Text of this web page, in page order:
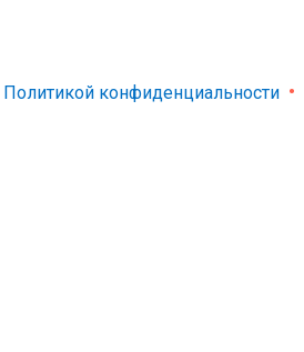
Политикой конфиденциальности